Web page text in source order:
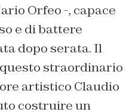
Orfeo -, capace
e di battere
dopo serata. Il
straordinario
artistico Claudio
costruire un